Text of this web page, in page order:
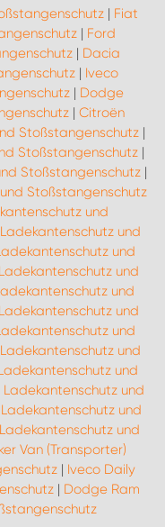
| Fiat
| Ford
| Dacia
| Iveco
| Dodge
| Citroën
Stoßstangenschutz |
Stoßstangenschutz |
Stoßstangenschutz |
Stoßstangenschutz
und
und
und
und
und
und
und
und
und
und
und
und
Van (Transporter)
| Iveco Daily
| Dodge Ram